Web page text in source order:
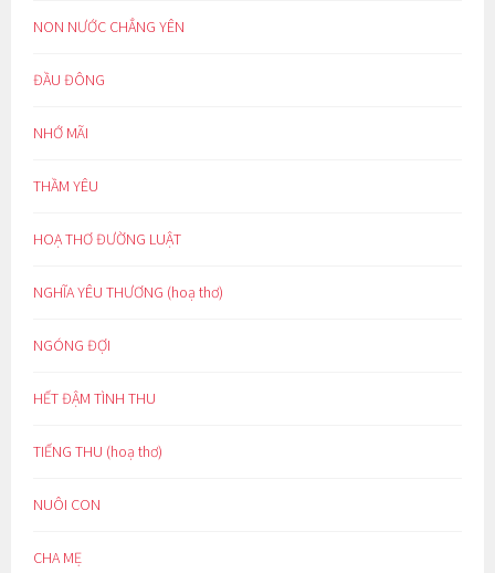
NON NƯỚC CHẲNG YÊN
ĐẦU ĐÔNG
NHỚ MÃI
THẦM YÊU
HOẠ THƠ ĐƯỜNG LUẬT
NGHĨA YÊU THƯƠNG (hoạ thơ)
NGÓNG ĐỢI
HẾT ĐẬM TÌNH THU
TIẾNG THU (hoạ thơ)
NUÔI CON
CHA MẸ